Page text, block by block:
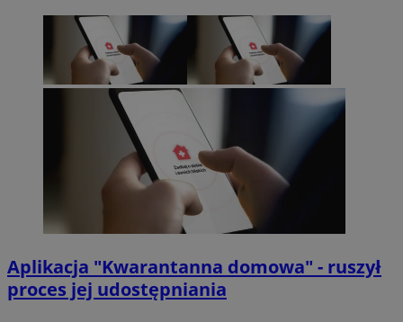
Aplikacja "Kwarantanna domowa" - ruszył
proces jej udostępniania